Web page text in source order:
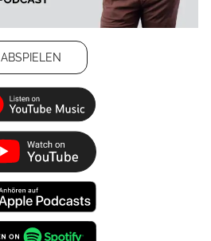
ABSPIELEN